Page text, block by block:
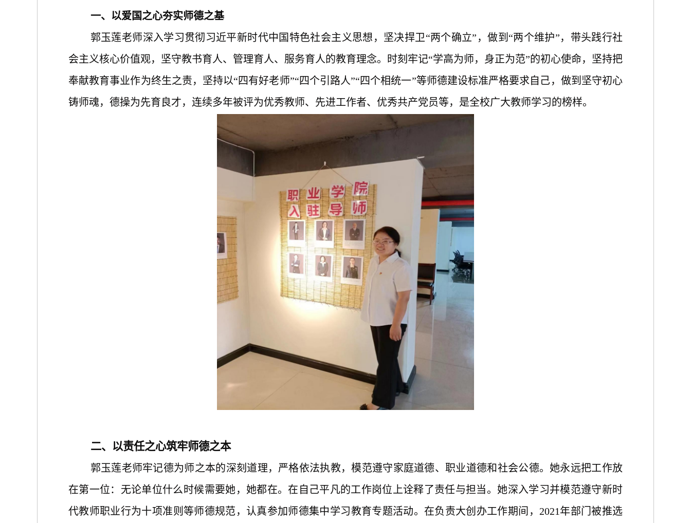
一、以爱国之心夯实师德之基
郭玉莲老师深入学习贯彻习近平新时代中国特色社会主义思想，坚决捍卫“两个确立”，做到“两个维护”，带头践行社
会主义核心价值观，坚守教书育人、管理育人、服务育人的教育理念。时刻牢记“学高为师，身正为范”的初心使命，坚持把
奉献教育事业作为终生之责，坚持以“四有好老师”“四个引路人”“四个相统一”等师德建设标准严格要求自己，做到坚守初心
铸师魂，德操为先育良才，连续多年被评为优秀教师、先进工作者、优秀共产党员等，是全校广大教师学习的榜样。
二、以责任之心筑牢师德之本
郭玉莲老师牢记德为师之本的深刻道理，严格依法执教，模范遵守家庭道德、职业道德和社会公德。她永远把工作放
在第一位：无论单位什么时候需要她，她都在。在自己平凡的工作岗位上诠释了责任与担当。她深入学习并模范遵守新时
代教师职业行为十项准则等师德规范，认真参加师德集中学习教育专题活动。在负责大创办工作期间，2021年部门被推选